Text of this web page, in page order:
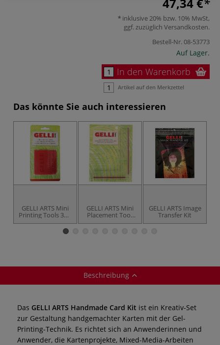
inklusive 20% bzw. 10% MwSt,
ggf. zuzüglich Versandkosten.
Bestell-Nr.08-53773
Auf Lager.
In den Warenkorb
Artikel auf den Merkzettel
Das könnte Sie auch interessieren
GELLI ARTS Mini
Printing Tools 3er-
Set
GELLI ARTS Mini
Placement Tool,
Winkel
GELLI ARTS Image
Transfer Kit
Beschreibung
Das GELLI ARTS Handmade Card Kit ist ein Kreativ-Set
zur Gestaltung handgemachter Karten mit der Gel-
Printing-Technik. Es richtet sich an Anwenderinnen und
Anwender, die Kartenprojekte, Mixed-Media-Arbeiten